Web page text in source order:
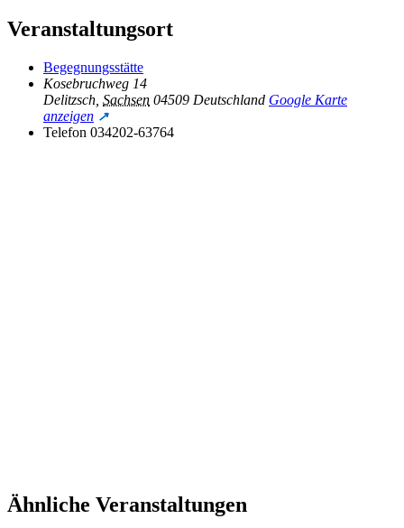
Veranstaltungsort
Begegnungsstätte
Kosebruchweg 14
Delitzsch Sachsen 04509 Deutschland Google Karte
anzeigen
Telefon 034202-63764
Ähnliche Veranstaltungen